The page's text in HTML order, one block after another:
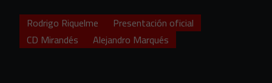
Rodrigo Riquelme
Presentación oficial
CD Mirandés
Alejandro Marqués